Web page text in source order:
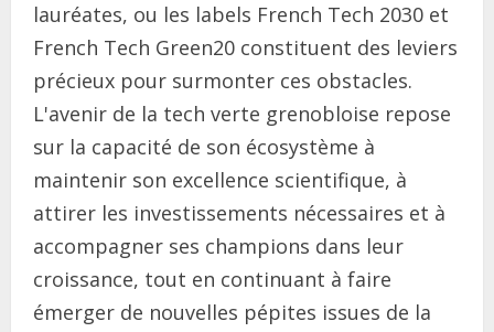
lauréates, ou les labels French Tech 2030 et
French Tech Green20 constituent des leviers
précieux pour surmonter ces obstacles.
L'avenir de la tech verte grenobloise repose
sur la capacité de son écosystème à
maintenir son excellence scientifique, à
attirer les investissements nécessaires et à
accompagner ses champions dans leur
croissance, tout en continuant à faire
émerger de nouvelles pépites issues de la